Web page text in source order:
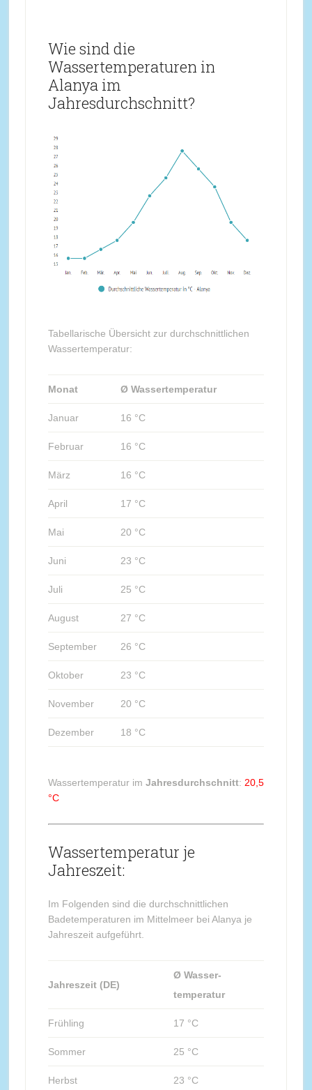
Wie sind die
Wassertemperaturen in
Alanya im
Jahresdurchschnitt?
Tabellarische Übersicht zur durchschnittlichen
Wassertemperatur:
Monat Ø Wassertemperatur
Januar 16 °C
Februar 16 °C
März 16 °C
April 17 °C
Mai 20 °C
Juni 23 °C
Juli 25 °C
August 27 °C
September 26 °C
Oktober 23 °C
November 20 °C
Dezember 18 °C
Wassertemperatur im Jahresdurchschnitt: 20,5
°C
Wassertemperatur je
Jahreszeit:
Im Folgenden sind die durchschnittlichen
Badetemperaturen im Mittelmeer bei Alanya je
Jahreszeit aufgeführt.
Jahreszeit (DE)
Ø Wasser-
temperatur
Frühling 17 °C
Sommer 25 °C
Herbst 23 °C